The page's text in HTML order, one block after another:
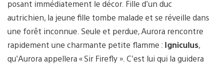
posant immédiatement le décor. Fille d’un duc
autrichien, la jeune fille tombe malade et se réveille dans
une forêt inconnue. Seule et perdue, Aurora rencontre
rapidement une charmante petite flamme : Igniculus,
qu’Aurora appellera « Sir Firefly ». C’est lui qui la guidera